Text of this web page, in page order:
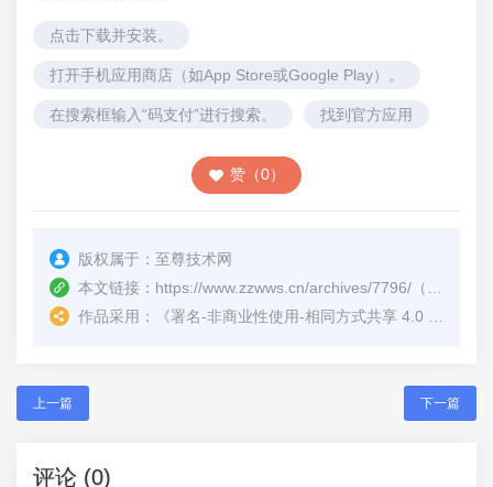
点击下载并安装。
打开手机应用商店（如App Store或Google Play）。
在搜索框输入“码支付”进行搜索。 找到官方应用
赞（0）
版权属于： 至尊技术网
本文链接： https://www.zzwws.cn/archives/7796/ （转载时请注明本文出处及文章链接）
作品采用：
《署名-非商业性使用-相同方式共享 4.0 国际 (CC BY-NC-SA 4.0)
上一篇 下一篇
评论 (0)